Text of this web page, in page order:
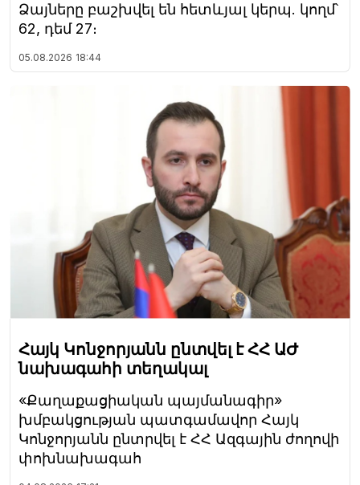
Ձայները բաշխվել են հետևյալ կերպ. կողմ՝
62, դեմ 27։
05.08.2026 18:44
Հայկ Կոնջորյանն ընտվել է ՀՀ ԱԺ
նախագահի տեղակալ
«Քաղաքացիական պայմանագիր»
խմբակցության պատգամավոր Հայկ
Կոնջորյանն ընտրվել է ՀՀ Ազգային ժողովի
փոխնախագահ